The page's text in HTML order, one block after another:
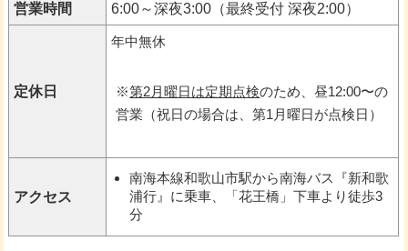
営業時間 6:00～深夜3:00（最終受付 深夜2:00）
定休日
年中無休
※第2月曜日は定期点検のため、昼12:00〜の
営業（祝日の場合は、第1月曜日が点検日）
アクセス
南海本線和歌山市駅から南海バス『新和歌
浦行』に乗車、「花王橋」下車より徒歩3
分